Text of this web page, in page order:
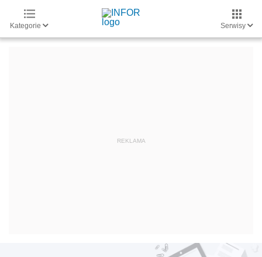
Kategorie Serwisy